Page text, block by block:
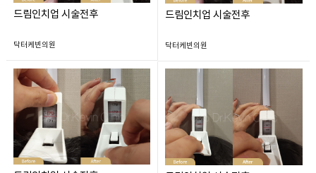
드림인치업 시술전후
닥터케빈의원
드림인치업 시술전후
닥터케빈의원